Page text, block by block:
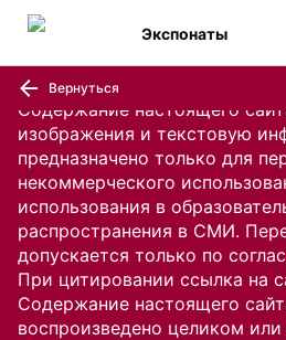
Содержание настоящего
изображения и текстовую
предназначено только для
некоммерческого
использования в
распространения в СМИ.
допускается только по
При цитировании ссылка на
Содержание настоящего
воспроизведено целиком
Экспонаты
Вернуться